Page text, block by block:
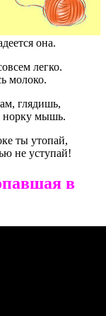
она.
легко.
молоко.
глядишь,
норку мышь.
ты утопай,
не уступай!
в